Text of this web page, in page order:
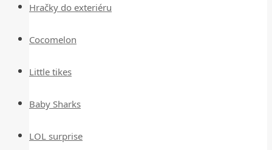
Hračky do exteriéru
Cocomelon
Little tikes
Baby Sharks
LOL surprise